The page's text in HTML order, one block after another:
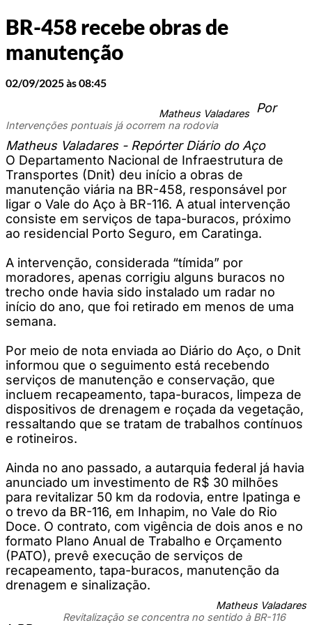
BR-458 recebe obras de
manutenção
02/09/2025 às 08:45
Matheus Valadares
Intervenções pontuais já ocorrem na rodovia
Por
Matheus Valadares - Repórter Diário do Aço
O Departamento Nacional de Infraestrutura de
Transportes (Dnit) deu início a obras de
manutenção viária na BR-458, responsável por
ligar o Vale do Aço à BR-116. A atual intervenção
consiste em serviços de tapa-buracos, próximo
ao residencial Porto Seguro, em Caratinga.
A intervenção, considerada “tímida” por
moradores, apenas corrigiu alguns buracos no
trecho onde havia sido instalado um radar no
início do ano, que foi retirado em menos de uma
semana.
Por meio de nota enviada ao Diário do Aço, o Dnit
informou que o seguimento está recebendo
serviços de manutenção e conservação, que
incluem recapeamento, tapa-buracos, limpeza de
dispositivos de drenagem e roçada da vegetação,
ressaltando que se tratam de trabalhos contínuos
e rotineiros.
Ainda no ano passado, a autarquia federal já havia
anunciado um investimento de R$ 30 milhões
para revitalizar 50 km da rodovia, entre Ipatinga e
o trevo da BR-116, em Inhapim, no Vale do Rio
Doce. O contrato, com vigência de dois anos e no
formato Plano Anual de Trabalho e Orçamento
(PATO), prevê execução de serviços de
recapeamento, tapa-buracos, manutenção da
drenagem e sinalização.
Matheus Valadares
Revitalização se concentra no sentido à BR-116